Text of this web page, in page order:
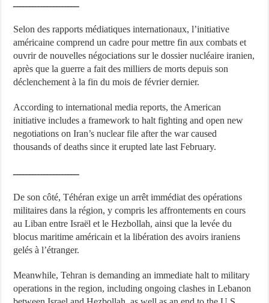
ــــــــــــــــــــــ
Selon des rapports médiatiques internationaux, l’initiative
américaine comprend un cadre pour mettre fin aux combats et
ouvrir de nouvelles négociations sur le dossier nucléaire iranien,
après que la guerre a fait des milliers de morts depuis son
déclenchement à la fin du mois de février dernier.
According to international media reports, the American
initiative includes a framework to halt fighting and open new
negotiations on Iran’s nuclear file after the war caused
thousands of deaths since it erupted late last February.
ــــــــــــــــــــــ
De son côté, Téhéran exige un arrêt immédiat des opérations
militaires dans la région, y compris les affrontements en cours
au Liban entre Israël et le Hezbollah, ainsi que la levée du
blocus maritime américain et la libération des avoirs iraniens
gelés à l’étranger.
Meanwhile, Tehran is demanding an immediate halt to military
operations in the region, including ongoing clashes in Lebanon